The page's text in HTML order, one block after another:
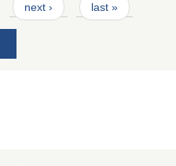
next › last »